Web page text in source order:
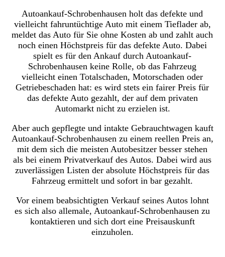
Autoankauf-Schrobenhausen holt das defekte und
vielleicht fahruntüchtige Auto mit einem Tieflader ab,
meldet das Auto für Sie ohne Kosten ab und zahlt auch
noch einen Höchstpreis für das defekte Auto. Dabei
spielt es für den Ankauf durch Autoankauf-
Schrobenhausen keine Rolle, ob das Fahrzeug
vielleicht einen Totalschaden, Motorschaden oder
Getriebeschaden hat: es wird stets ein fairer Preis für
das defekte Auto gezahlt, der auf dem privaten
Automarkt nicht zu erzielen ist.
Aber auch gepflegte und intakte Gebrauchtwagen kauft
Autoankauf-Schrobenhausen zu einem reellen Preis an,
mit dem sich die meisten Autobesitzer besser stehen
als bei einem Privatverkauf des Autos. Dabei wird aus
zuverlässigen Listen der absolute Höchstpreis für das
Fahrzeug ermittelt und sofort in bar gezahlt.
Vor einem beabsichtigten Verkauf seines Autos lohnt
es sich also allemale, Autoankauf-Schrobenhausen zu
kontaktieren und sich dort eine Preisauskunft
einzuholen.